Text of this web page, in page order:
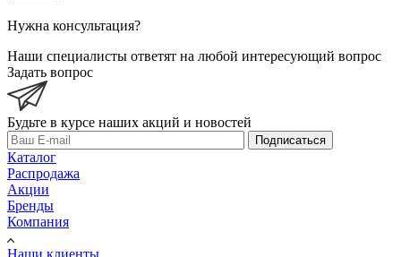
Нужна консультация?
Наши специалисты ответят на любой интересующий вопрос
Задать вопрос
Будьте в курсе наших акций и новостей
Подписаться
Каталог
Распродажа
Акции
Бренды
Компания